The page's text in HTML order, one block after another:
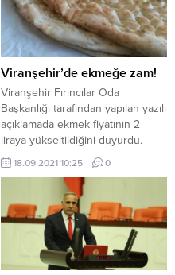
Viranşehir’de ekmeğe zam!
Viranşehir Fırıncılar Oda
Başkanlığı tarafından yapılan yazılı
açıklamada ekmek fiyatının 2
liraya yükseltildiğini duyurdu.
Ekmek zammı Şanlıurfa’nın
gündemindeyken zam haberi
Viranşehir’den geldi. Şanlıurfa’da
ekmeğe gramaj ayarlı zam
yapılırken Viranşehir’de de
ekmeğin fiyatı
yükseltildi. Viranşehir’de 225
gram somun ekmeğin fiyatı 2 lira
18.09.2021 10:25 0